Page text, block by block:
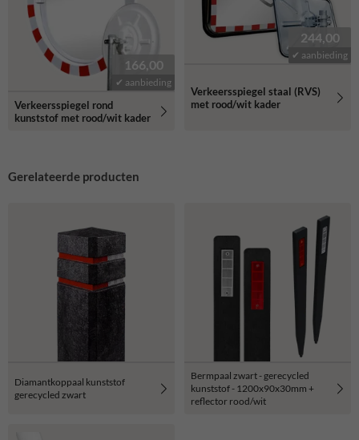
166,00
✔ aanbieding
Verkeersspiegel rond
kunststof met rood/wit kader
244,00
✔ aanbieding
Verkeersspiegel staal (RVS)
met rood/wit kader
Gerelateerde producten
Diamantkoppaal kunststof
gerecycled zwart
Bermpaal zwart - gerecycled
kunststof - 1200x90x30mm +
reflector rood/wit